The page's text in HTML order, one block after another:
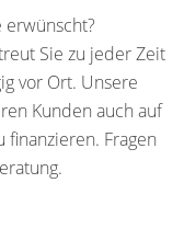
Sie zu jeder Zeit
vor Ort. Unsere
Kunden auch auf
finanzieren. Fragen